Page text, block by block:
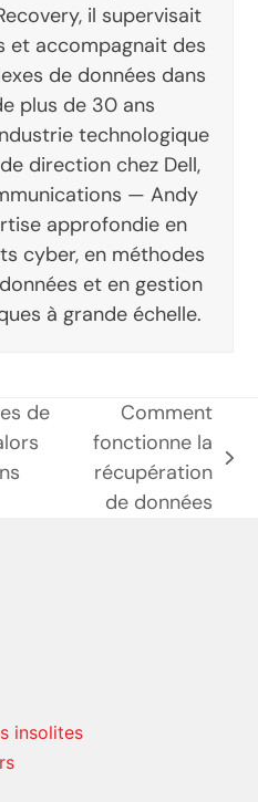
il supervisait
et accompagnait des
de données dans
plus de 30 ans
technologique
direction chez Dell,
— Andy
approfondie en
cyber, en méthodes
et en gestion
à grande échelle.
de
prochain
poste:
Comment
fonctionne la
récupération
de données
insolites